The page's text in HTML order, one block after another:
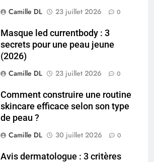
Camille DL
23 juillet 2026 0
Masque led currentbody : 3
secrets pour une peau jeune
(2026)
Camille DL
23 juillet 2026 0
Comment construire une routine
skincare efficace selon son type
de peau ?
Camille DL
30 juillet 2026 0
Avis dermatologue : 3 critères